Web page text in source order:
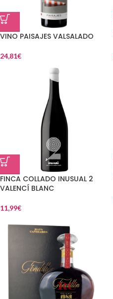
VINO PAISAJES VALSALADO
24,81€
FINCA COLLADO INUSUAL 2
VALENCÍ BLANC
11,99€